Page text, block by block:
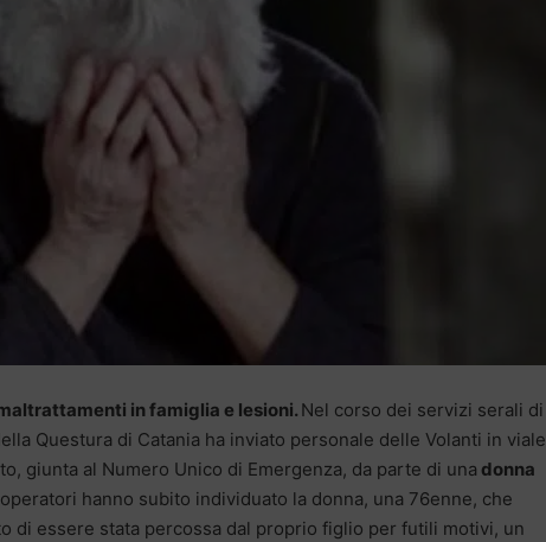
in famiglia e lesioni. Nel corso dei servizi serali di
Questura di Catania ha inviato personale delle Volanti in viale
giunta al Numero Unico di Emergenza, da parte di una donna
hanno subito individuato la donna, una 76enne, che
di essere stata percossa dal proprio figlio per futili motivi, un